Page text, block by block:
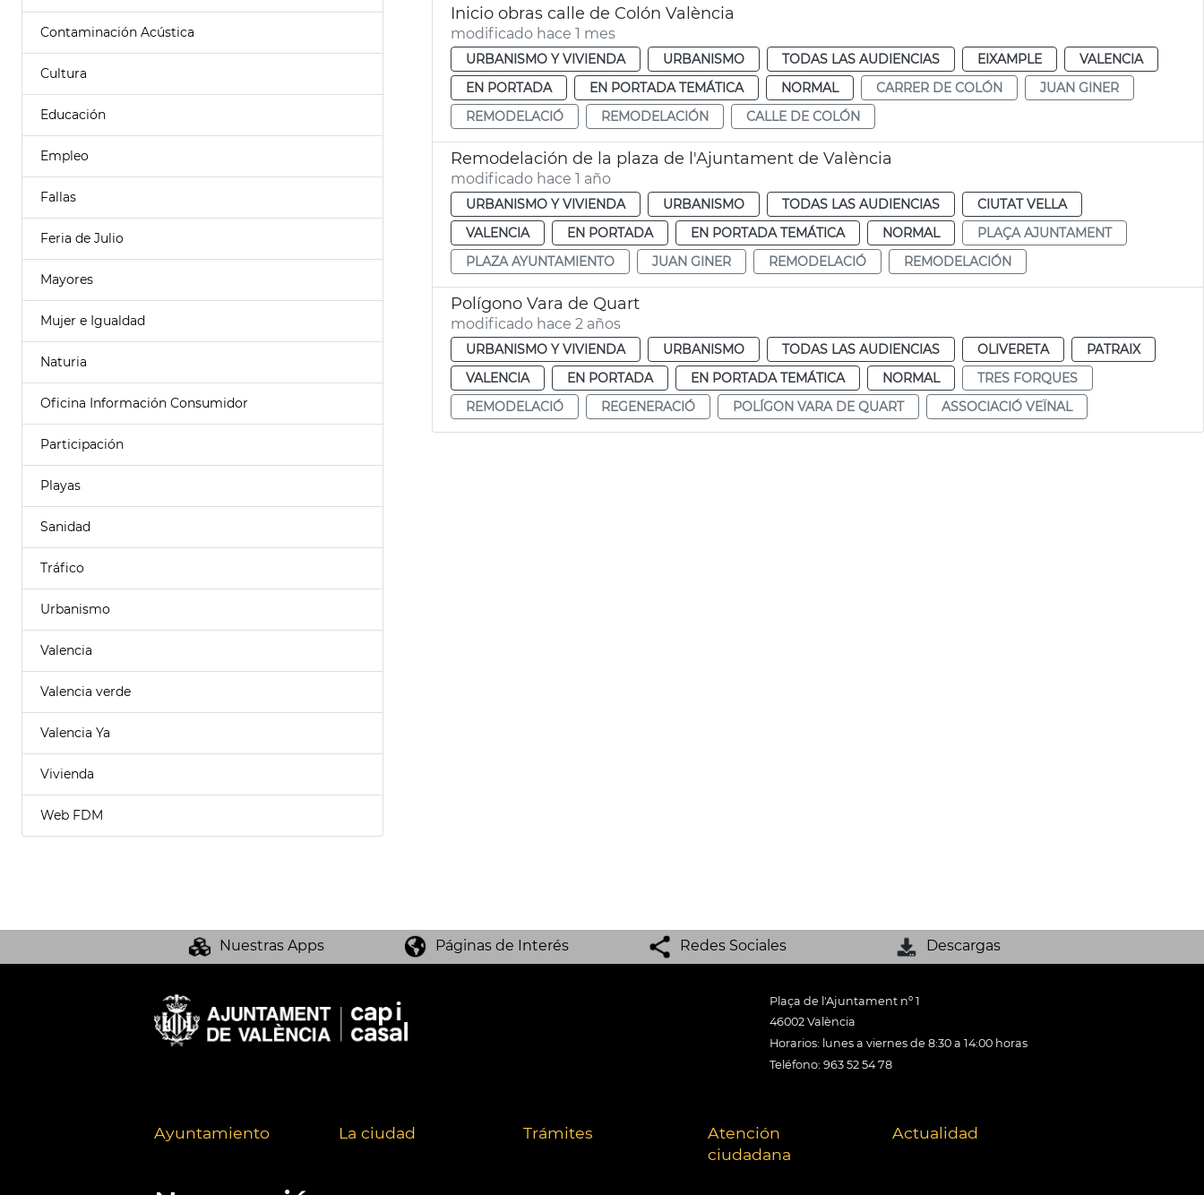
Contaminación Acústica
Cultura
Educación
Empleo
Fallas
Feria de Julio
Mayores
Mujer e Igualdad
Naturia
Oficina Información Consumidor
Participación
Playas
Sanidad
Tráfico
Urbanismo
Valencia
Valencia verde
Valencia Ya
Vivienda
Web FDM
Inicio obras calle de Colón València
modificado hace 1 mes
URBANISMO Y VIVIENDA URBANISMO TODAS LAS AUDIENCIAS EIXAMPLE
VALENCIA
EN PORTADA
EN PORTADA TEMÁTICA NORMAL CARRER DE COLÓN
JUAN GINER
REMODELACIÓ
REMODELACIÓN CALLE DE COLÓN
Remodelación de la plaza de l'Ajuntament de València
modificado hace 1 año
URBANISMO Y VIVIENDA URBANISMO TODAS LAS AUDIENCIAS
CIUTAT VELLA
VALENCIA
EN PORTADA EN PORTADA TEMÁTICA NORMAL
PLAÇA AJUNTAMENT
PLAZA AYUNTAMIENTO
JUAN GINER REMODELACIÓ REMODELACIÓN
Polígono Vara de Quart
modificado hace 2 años
URBANISMO Y VIVIENDA URBANISMO TODAS LAS AUDIENCIAS OLIVERETA
PATRAIX
VALENCIA
EN PORTADA EN PORTADA TEMÁTICA NORMAL
TRES FORQUES
REMODELACIÓ
REGENERACIÓ POLÍGON VARA DE QUART ASSOCIACIÓ VEÏNAL
Nuestras Apps Páginas de Interés Redes Sociales Descargas
Plaça de l'Ajuntament nº 1
46002 València
Horarios: lunes a viernes de 8:30 a 14:00 horas
Teléfono: 963 52 54 78
Ayuntamiento La ciudad Trámites
Atención
ciudadana
Actualidad